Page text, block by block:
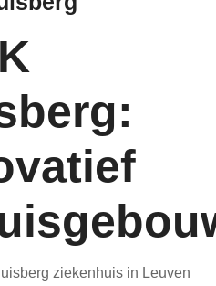
ziekenhuis in Leuven